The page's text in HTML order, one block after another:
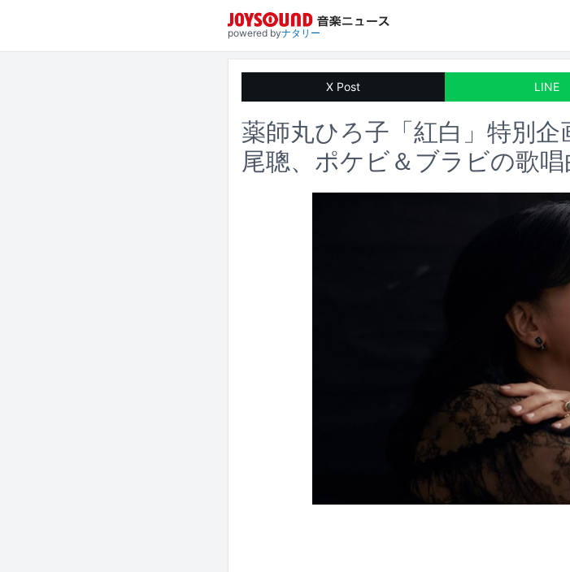
powered byナタリー
X Post LINE
薬師丸ひろ子「紅白」特別
尾聰、ポケビ＆ブラビの歌唱